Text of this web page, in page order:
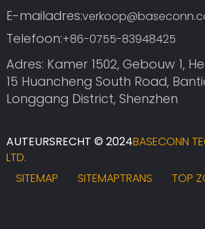
E-mailadres:
Telefoon:+86-0755-83948425
Adres: Kamer 1502, Gebouw 1,
15 Huancheng South Road,
Longgang District, Shenzhen
AUTEURSRECHT © 2024BASECONN
LTD.
SITEMAP
SITEMAPTRANS TOP